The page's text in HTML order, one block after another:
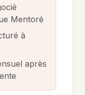
Mentoré
à
après